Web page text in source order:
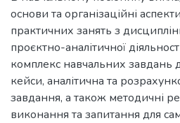
основи та організаційні
практичних занять з
проєктно-аналітичної
комплекс навчальних завдань
кейси, аналітична та
завдання, а також методичні
виконання та запитання для